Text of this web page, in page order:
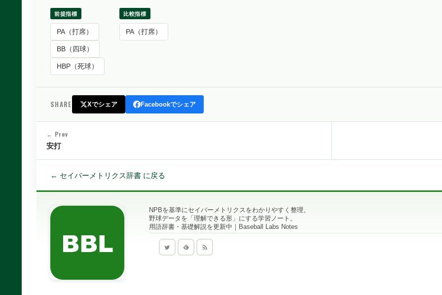
前提指標
PA（打席）
BB（四球）
HBP（死球）
比較指標
PA（打席）
SHARE Xでシェア Facebookでシェア
← Prev
安打
← セイバーメトリクス辞書 に戻る
NPBを基準にセイバーメトリクスをわかりやすく整理。
野球データを「理解できる形」にする学習ノート。
用語辞書・基礎解説を更新中｜Baseball Labs Notes